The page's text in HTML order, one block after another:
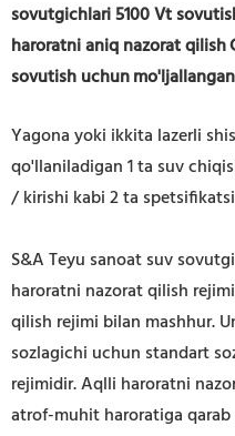
sovutgichlari 5100 Vt
haroratni aniq nazorat qilish
sovutish uchunmo'ljallangan
Yagona yoki ikkita lazerli
qo'llaniladigan 1 ta suv
/ kirishi kabi 2 ta
S&A Teyu sanoat suv
haroratni nazorat qilish
qilish rejimi bilan mashhur.
sozlagichi uchun standart
rejimidir. Aqlli haroratni
atrof-muhit haroratiga